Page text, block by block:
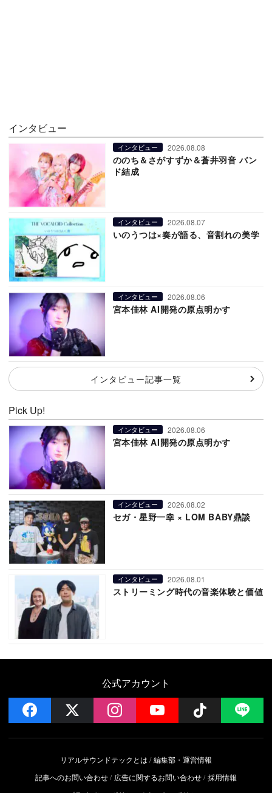
インタビュー
インタビュー 2026.08.08
ののち＆さがすずか＆蒼井羽音 バン
ド結成
インタビュー 2026.08.07
いのうつは×奏が語る、音割れの美学
インタビュー 2026.08.06
宮本佳林 AI開発の原点明かす
インタビュー記事一覧
Pick Up!
インタビュー 2026.08.06
宮本佳林 AI開発の原点明かす
インタビュー 2026.08.02
セガ・星野一幸 × LOM BABY鼎談
インタビュー 2026.08.01
ストリーミング時代の音楽体験と価値
公式アカウント
facebook instagramYouTube Follow
リアルサウンドテックとは
編集部・運営情報
記事へのお問い合わせ
広告に関するお問い合わせ 採用情報